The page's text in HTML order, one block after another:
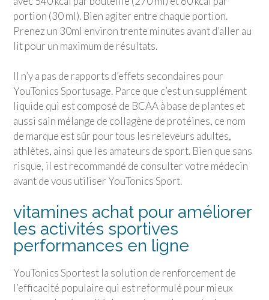
portion (30 ml). Bien agiter entre chaque portion.
Prenez un 30ml environ trente minutes avant d’aller au
lit pour un maximum de résultats.
Il n’y a pas de rapports d’effets secondaires pour
YouTonics Sportusage. Parce que c’est un supplément
liquide qui est composé de BCAA à base de plantes et
aussi sain mélange de collagène de protéines, ce nom
de marque est sûr pour tous les releveurs adultes,
athlètes, ainsi que les amateurs de sport. Bien que sans
risque, il est recommandé de consulter votre médecin
avant de vous utiliser YouTonics Sport.
vitamines achat pour améliorer
les activités sportives
performances en ligne
YouTonics Sportest la solution de renforcement de
l’efficacité populaire qui est reformulé pour mieux